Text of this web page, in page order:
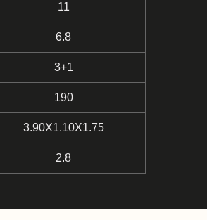
11
6.8
3+1
190
3.90X1.10X1.75
2.8